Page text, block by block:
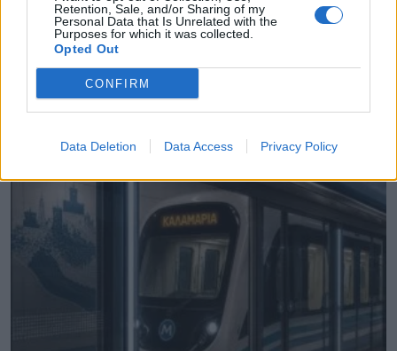
Retention, Sale, and/or Sharing of my
Personal Data that Is Unrelated with the
Purposes for which it was collected.
Opted Out
CONFIRM
Data Deletion Data Access Privacy Policy
Καστοριά: Ενημερωτικές δράσεις στην κοινότητα
Ρομά